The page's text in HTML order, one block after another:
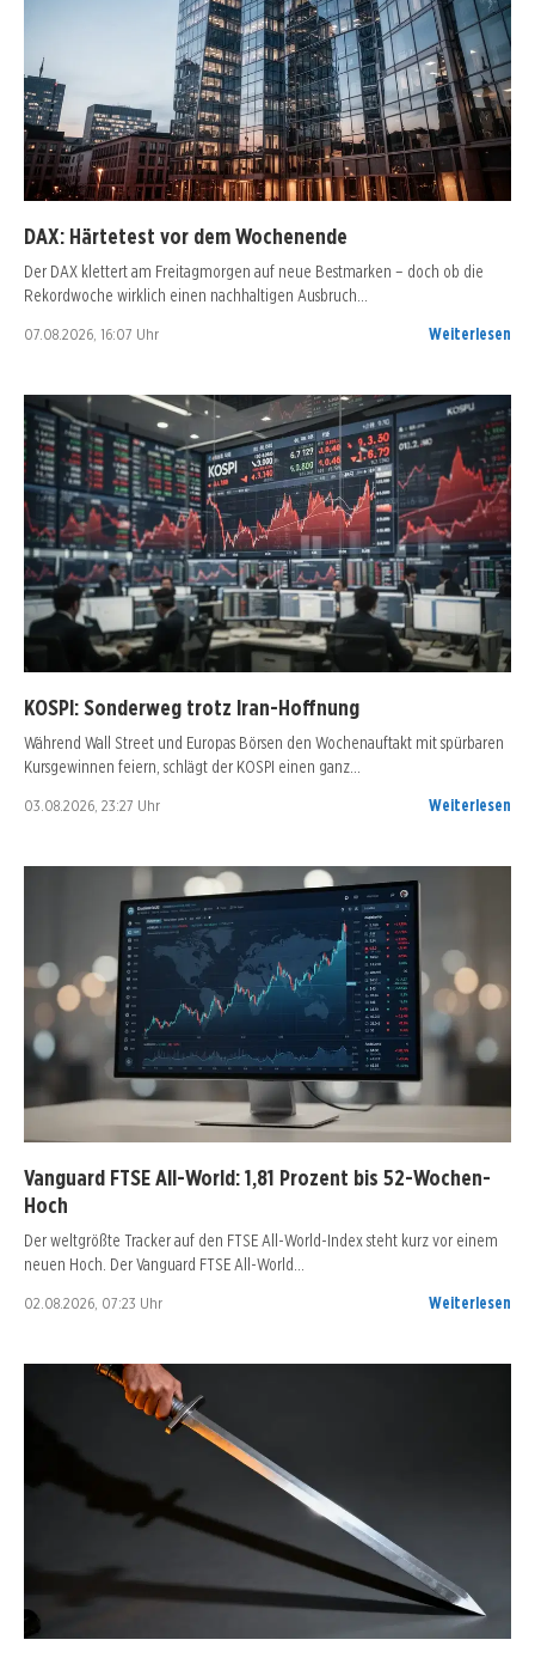
DAX: Härtetest vor dem Wochenende
Der DAX klettert am Freitagmorgen auf neue Bestmarken – doch ob die
Rekordwoche wirklich einen nachhaltigen Ausbruch…
07.08.2026, 16:07 Uhr Weiterlesen
KOSPI: Sonderweg trotz Iran-Hoffnung
Während Wall Street und Europas Börsen den Wochenauftakt mit spürbaren
Kursgewinnen feiern, schlägt der KOSPI einen ganz…
03.08.2026, 23:27 Uhr Weiterlesen
Vanguard FTSE All-World: 1,81 Prozent bis 52-Wochen-
Hoch
Der weltgrößte Tracker auf den FTSE All-World-Index steht kurz vor einem
neuen Hoch. Der Vanguard FTSE All-World…
02.08.2026, 07:23 Uhr Weiterlesen